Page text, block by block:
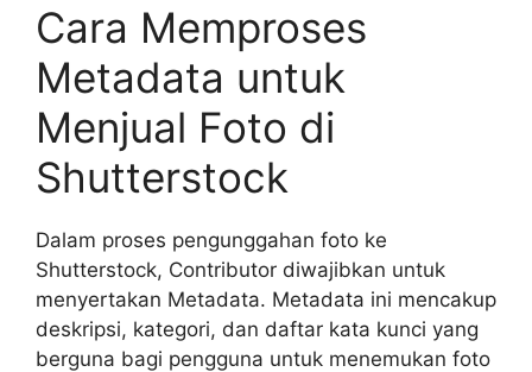
Cara Memproses
Metadata untuk
Menjual Foto di
Shutterstock
Dalam proses pengunggahan foto ke
Shutterstock, Contributor diwajibkan untuk
menyertakan Metadata. Metadata ini mencakup
deskripsi, kategori, dan daftar kata kunci yang
berguna bagi pengguna untuk menemukan foto